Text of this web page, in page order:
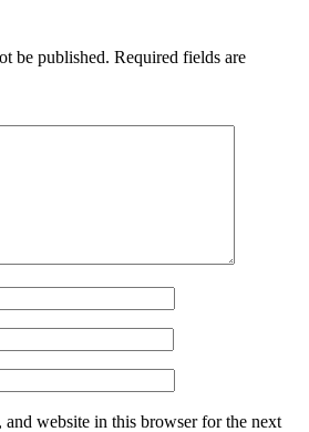
be published. Required fields are
and website in this browser for the next